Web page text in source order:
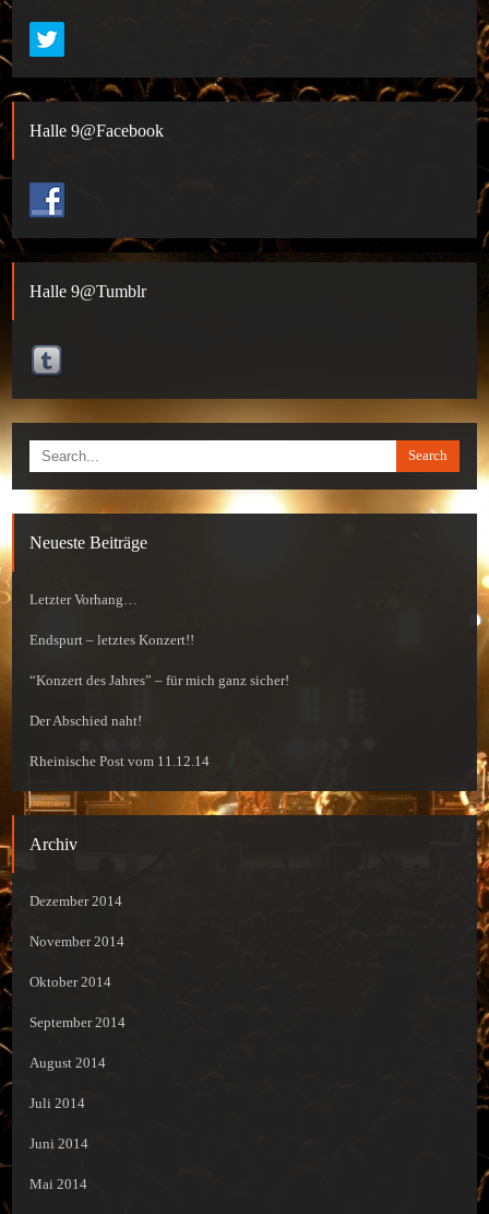
Halle 9@Facebook
Halle 9@Tumblr
Search
Neueste Beiträge
Letzter Vorhang…
Endspurt – letztes Konzert!!
“Konzert des Jahres” – für mich ganz sicher!
Der Abschied naht!
Rheinische Post vom 11.12.14
Archiv
Dezember 2014
November 2014
Oktober 2014
September 2014
August 2014
Juli 2014
Juni 2014
Mai 2014